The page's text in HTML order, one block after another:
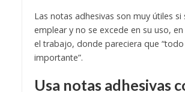
Las notas adhesivas son muy útiles si
emplear y no se excede en su uso,
el trabajo, donde pareciera que “todo
importante”.
Usa notas adhesivas